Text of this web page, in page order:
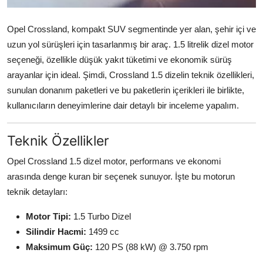
Opel Crossland, kompakt SUV segmentinde yer alan, şehir içi ve
uzun yol sürüşleri için tasarlanmış bir araç. 1.5 litrelik dizel motor
seçeneği, özellikle düşük yakıt tüketimi ve ekonomik sürüş
arayanlar için ideal. Şimdi, Crossland 1.5 dizelin teknik özellikleri,
sunulan donanım paketleri ve bu paketlerin içerikleri ile birlikte,
kullanıcıların deneyimlerine dair detaylı bir inceleme yapalım.
Teknik Özellikler
Opel Crossland 1.5 dizel motor, performans ve ekonomi
arasında denge kuran bir seçenek sunuyor. İşte bu motorun
teknik detayları:
Motor Tipi: 1.5 Turbo Dizel
Silindir Hacmi: 1499 cc
Maksimum Güç: 120 PS (88 kW) @ 3.750 rpm